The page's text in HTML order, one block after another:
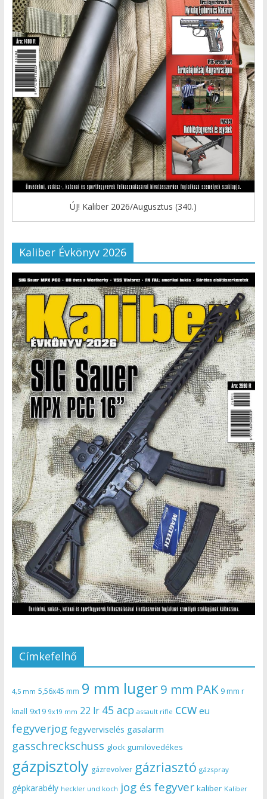
ÚJ! Kaliber 2026/Augusztus (340.)
Kaliber Évkönyv 2026
Címkefelhő
4,5 mm 5,56x45 mm 9 mm luger9 mm PAK 9 mm r
knall 9x19 9x19 mm 22 lr 45 acp assault rifle ccw eu
fegyverjog fegyverviselés gasalarm
gasschreckschuss glock gumilövedékes
gázpisztoly gázrevolver gázriasztó gázspray
gépkarabély heckler und koch jog és fegyver kaliber Kaliber